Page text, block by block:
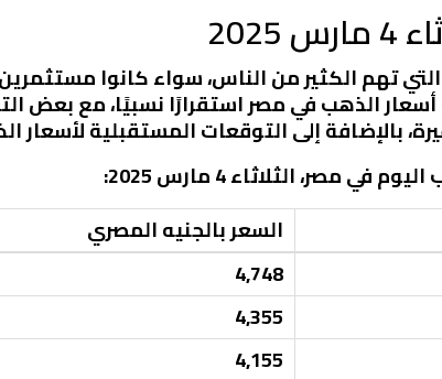
تهم الكثير من الناس، سواء كانوا
4 مارس 2025، شهدت أسعار الذهب في مصر استقرارًا
بالإضافة إلى التوقعات المستقبلية لأسعار
مصر، الثلاثاء 4 مارس 2025:
السعر بالجنيه المصري
4,748
4,355
4,155